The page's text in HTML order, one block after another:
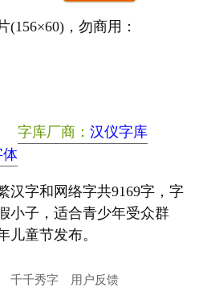
(156×60) ，勿商用：
字库厂商： 汉仪字库
体
汉字和网络字共9169字，字
小子，适合青少年受众群
儿童节发布。
千千秀字 用户反馈